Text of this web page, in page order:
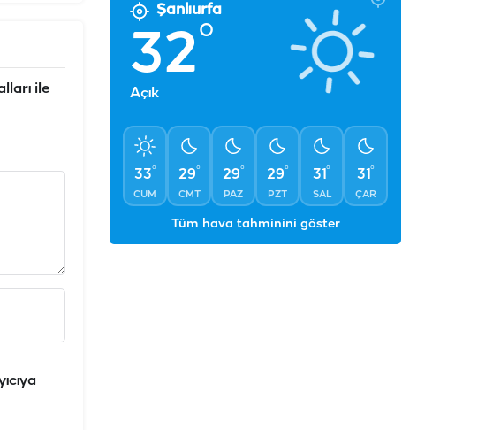
ile
Şanlıurfa
32°
Açık
33°
CUM
29°
CMT
29°
PAZ
29°
PZT
31°
SAL
31°
ÇAR
Tüm hava tahminini göster